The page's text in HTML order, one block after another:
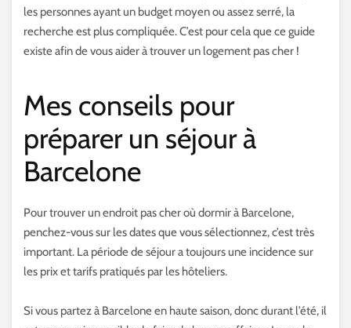
les personnes ayant un budget moyen ou assez serré, la
recherche est plus compliquée. C’est pour cela que ce guide
existe afin de vous aider à trouver un logement pas cher !
Mes conseils pour
préparer un séjour à
Barcelone
Pour trouver un endroit pas cher où dormir à Barcelone,
penchez-vous sur les dates que vous sélectionnez, c’est très
important. La période de séjour a toujours une incidence sur
les prix et tarifs pratiqués par les hôteliers.
Si vous partez à Barcelone en haute saison, donc durant l’été, il